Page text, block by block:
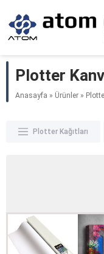
Plotter
Anasayfa » Ürünler »
Plotter Kağıtları